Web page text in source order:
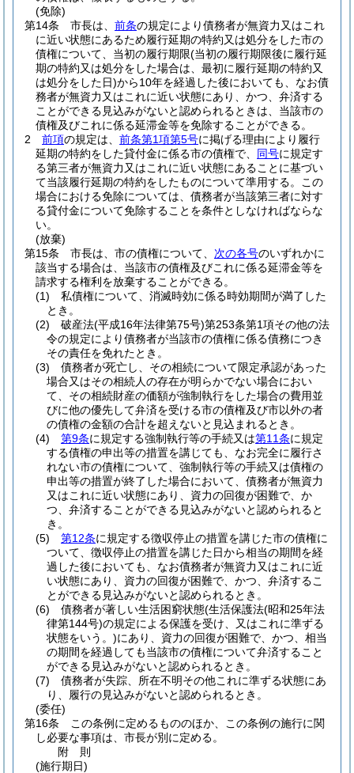
(免除)
第14条
市長は、 前条の規定により債務者が無資力又はこれ
に近い状態にあるため履行延期の特約又は処分をした市の
債権について、当初の履行期限(当初の履行期限後に履行延
期の特約又は処分をした場合は、最初に履行延期の特約又
は処分をした日)から10年を経過した後においても、なお債
務者が無資力又はこれに近い状態にあり、かつ、弁済する
ことができる見込みがないと認められるときは、当該市の
債権及びこれに係る延滞金等を免除することができる。
2
前項の規定は、 前条第1項第5号に掲げる理由により履行
延期の特約をした貸付金に係る市の債権で、 同号に規定す
る第三者が無資力又はこれに近い状態にあることに基づい
て当該履行延期の特約をしたものについて準用する。
この
場合における免除については、債務者が当該第三者に対す
る貸付金について免除することを条件としなければならな
い。
(放棄)
第15条
市長は、市の債権について、 次の各号のいずれかに
該当する場合は、当該市の債権及びこれに係る延滞金等を
請求する権利を放棄することができる。
(1)
私債権について、消滅時効に係る時効期間が満了した
とき。
(2)
破産法(平成16年法律第75号)第253条第1項その他の法
令の規定により債務者が当該市の債権に係る債務につき
その責任を免れたとき。
(3)
債務者が死亡し、その相続について限定承認があった
場合又はその相続人の存在が明らかでない場合におい
て、その相続財産の価額が強制執行をした場合の費用並
びに他の優先して弁済を受ける市の債権及び市以外の者
の債権の金額の合計を超えないと見込まれるとき。
(4)
第9条に規定する強制執行等の手続又は第11条に規定
する債権の申出等の措置を講じても、なお完全に履行さ
れない市の債権について、強制執行等の手続又は債権の
申出等の措置が終了した場合において、債務者が無資力
又はこれに近い状態にあり、資力の回復が困難で、か
つ、弁済することができる見込みがないと認められると
き。
(5)
第12条に規定する徴収停止の措置を講じた市の債権に
ついて、徴収停止の措置を講じた日から相当の期間を経
過した後においても、なお債務者が無資力又はこれに近
い状態にあり、資力の回復が困難で、かつ、弁済するこ
とができる見込みがないと認められるとき。
(6)
債務者が著しい生活困窮状態(生活保護法(昭和25年法
律第144号)の規定による保護を受け、又はこれに準ずる
状態をいう。)にあり、資力の回復が困難で、かつ、相当
の期間を経過しても当該市の債権について弁済すること
ができる見込みがないと認められるとき。
(7)
債務者が失踪、所在不明その他これに準ずる状態にあ
り、履行の見込みがないと認められるとき。
(委任)
第16条
この条例に定めるもののほか、この条例の施行に関
し必要な事項は、市長が別に定める。
附 則
(施行期日)